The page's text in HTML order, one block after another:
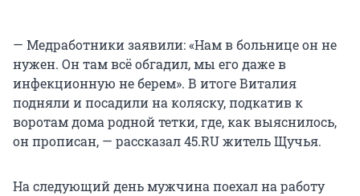
— Медработники заявили: «Нам в больнице он не
нужен. Он там всё обгадил, мы его даже в
инфекционную не берем». В итоге Виталия
подняли и посадили на коляску, подкатив к
воротам дома родной тетки, где, как выяснилось,
он прописан, — рассказал 45.RU житель Щучья.
На следующий день мужчина поехал на работу